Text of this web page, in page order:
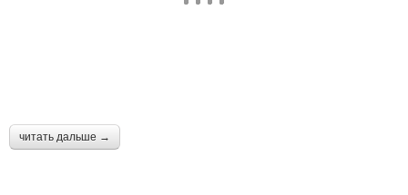
читать дальше →